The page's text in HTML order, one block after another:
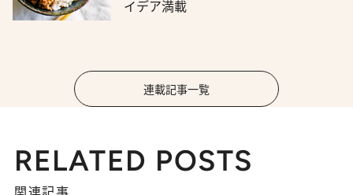
イデア満載
連載記事一覧
RELATED POSTS
関連記事